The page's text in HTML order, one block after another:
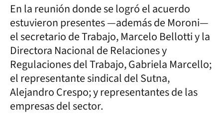
En la reunión donde se logró el acuerdo
estuvieron presentes —además de Moroni—
el secretario de Trabajo, Marcelo Bellotti y la
Directora Nacional de Relaciones y
Regulaciones del Trabajo, Gabriela Marcello;
el representante sindical del Sutna,
Alejandro Crespo; y representantes de las
empresas del sector.